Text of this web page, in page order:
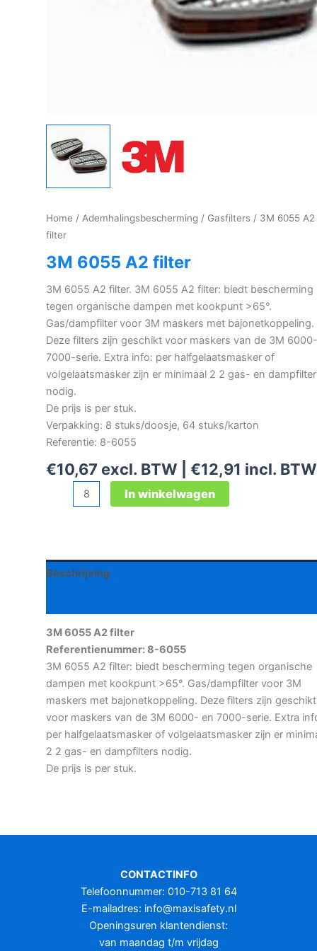
Home / Ademhalingsbescherming / Gasfilters / 3M 6055 A2
filter
3M 6055 A2 filter
3M 6055 A2 filter. 3M 6055 A2 filter: biedt bescherming
tegen organische dampen met kookpunt >65°.
Gas/dampfilter voor 3M maskers met bajonetkoppeling.
Deze filters zijn geschikt voor maskers van de 3M
7000-serie. Extra info: per halfgelaatsmasker of
volgelaatsmasker zijn er minimaal 2 2 gas- en
nodig.
De prijs is per stuk.
Verpakking: 8 stuks/doosje, 64 stuks/karton
Referentie: 8-6055
€10,67 excl. BTW | €12,91 incl. BTW
aantal
In winkelwagen
Beschrijving
3M 6055 A2 filter
Referentienummer: 8-6055
3M 6055 A2 filter: biedt bescherming tegen organische
dampen met kookpunt >65°. Gas/dampfilter voor 3M
maskers met bajonetkoppeling. Deze filters zijn geschikt
voor maskers van de 3M 6000- en 7000-serie. Extra
per halfgelaatsmasker of volgelaatsmasker zijn er
2 2 gas- en dampfilters nodig.
De prijs is per stuk.
CONTACTINFO
Telefoonnummer: 010-713 81 64
E-mailadres: info@maxisafety.nl
Openingsuren klantendienst:
van maandag t/m vrijdag